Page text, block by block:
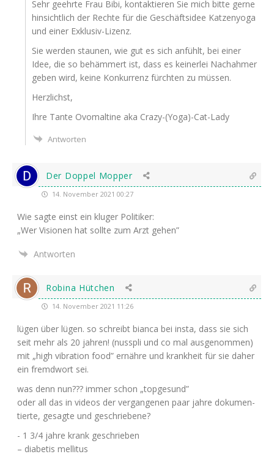
Sehr geehr­te Frau Bibi, kon­tak­tie­ren Sie mich bit­te ger­ne
hin­sicht­lich der Rech­te für die Geschäfts­idee Kat­zen­yo­ga
und einer Exklusiv-Lizenz.
Sie wer­den stau­nen, wie gut es sich anfühlt, bei einer
Idee, die so behäm­mert ist, dass es kei­ner­lei Nach­ah­mer
geben wird, kei­ne Kon­kur­renz fürch­ten zu müssen.
Herz­lichst,
Ihre Tan­te Ovo­mal­ti­ne aka Crazy-(Yoga)-Cat-Lady
Antworten
Der Doppel Mopper
14. November 2021 00:27
Wie sag­te einst ein klu­ger Politiker:
„Wer Visio­nen hat soll­te zum Arzt gehen”
Antworten
Robina Hütchen
14. November 2021 11:26
lügen über lügen. so schreibt bian­ca bei ins­ta, dass sie sich
seit mehr als 20 jah­ren! (nus­spli und co mal aus­ge­nom­men)
mit „high vibra­ti­on food” ernäh­re und krank­heit für sie daher
ein fremd­wort sei.
was denn nun??? immer schon „top­ge­sund”
oder all das in vide­os der ver­gan­ge­nen paar jah­re doku­men­
tier­te, gesag­te und geschriebene?
- 1 3/4 jah­re krank geschrieben
– dia­be­tis mellitus